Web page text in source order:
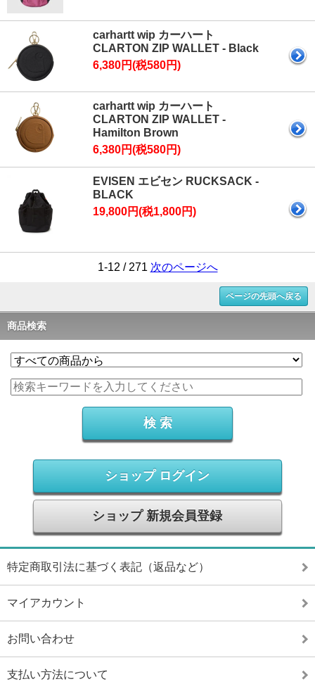
carhartt wip カーハート
CLARTON ZIP WALLET - Black
6,380円(税580円)
carhartt wip カーハート
CLARTON ZIP WALLET -
Hamilton Brown
6,380円(税580円)
EVISEN エビセン RUCKSACK -
BLACK
19,800円(税1,800円)
1-12 / 271 次のページへ
ページの先頭へ戻る
商品検索
ショップ ログイン
ショップ 新規会員登録
特定商取引法に基づく表記（返品など）
マイアカウント
お問い合わせ
支払い方法について